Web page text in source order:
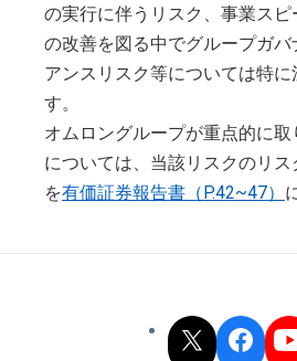
の実行に伴うリスク、事業ス
の改善を図る中でグループガバ
アンスリスク等については特に
す。
オムロングループが重点的に
については、当該リスクのリ
を有価証券報告書（P.42~47）